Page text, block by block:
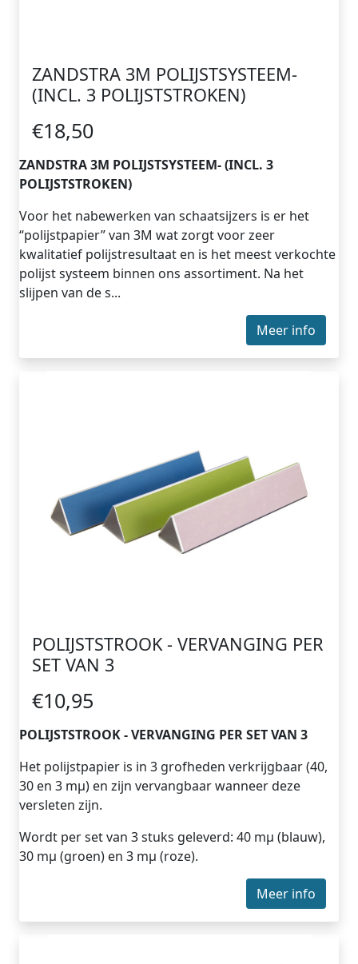
ZANDSTRA 3M POLIJSTSYSTEEM-
(INCL. 3 POLIJSTSTROKEN)
€18,50
ZANDSTRA 3M POLIJSTSYSTEEM- (INCL. 3
POLIJSTSTROKEN)
Voor het nabewerken van schaatsijzers is er het
“polijstpapier” van 3M wat zorgt voor zeer
kwalitatief polijstresultaat en is het meest verkochte
polijst systeem binnen ons assortiment. Na het
slijpen van de s...
Meer info
POLIJSTSTROOK - VERVANGING PER
SET VAN 3
€10,95
POLIJSTSTROOK - VERVANGING PER SET VAN 3
Het polijstpapier is in 3 grofheden verkrijgbaar (40,
30 en 3 mµ) en zijn vervangbaar wanneer deze
versleten zijn.
Wordt per set van 3 stuks geleverd: 40 mµ (blauw),
30 mµ (groen) en 3 mµ (roze).
Meer info